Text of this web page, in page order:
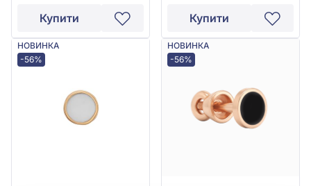
Купити Купити
НОВИНКА
-56%
НОВИНКА
-56%